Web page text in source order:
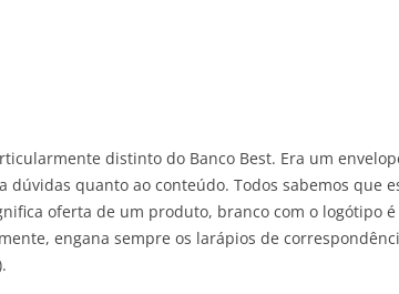
distinto do Banco Best. Era um
quanto ao conteúdo. Todos sabemos que
oferta de um produto, branco com o logótipo
engana sempre os larápios de